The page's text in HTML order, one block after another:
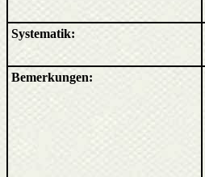
Systematik:
Bemerkungen: